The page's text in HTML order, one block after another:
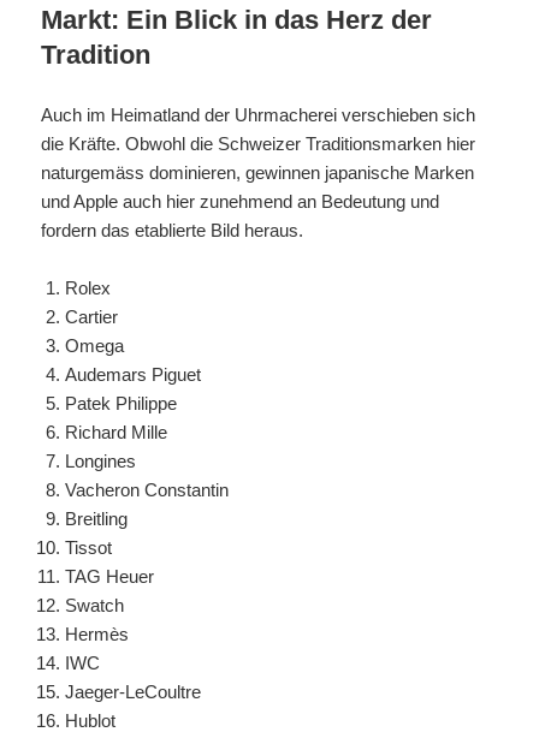
Markt: Ein Blick in das Herz der
Tradition
Auch im Heimatland der Uhrmacherei verschieben sich
die Kräfte. Obwohl die Schweizer Traditionsmarken hier
naturgemäss dominieren, gewinnen japanische Marken
und Apple auch hier zunehmend an Bedeutung und
fordern das etablierte Bild heraus.
Rolex
Cartier
Omega
Audemars Piguet
Patek Philippe
Richard Mille
Longines
Vacheron Constantin
Breitling
Tissot
TAG Heuer
Swatch
Hermès
IWC
Jaeger-LeCoultre
Hublot